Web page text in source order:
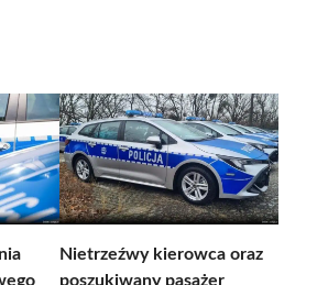
Nietrzeźwy kierowca oraz
poszukiwany pasażer